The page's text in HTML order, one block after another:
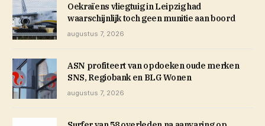
Oekraïens vliegtuig in Leipzig had
waarschijnlijk toch geen munitie aan boord
augustus 7, 2026
ASN profiteert van opdoeken oude merken
SNS, Regiobank en BLG Wonen
augustus 7, 2026